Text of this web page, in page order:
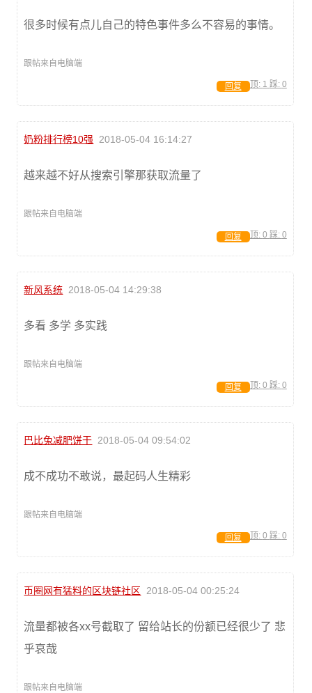
很多时候有点儿自己的特色事件多么不容易的事情。
跟帖来自电脑端
顶: 1 踩: 0
回复
奶粉排行榜10强 2018-05-04 16:14:27
越来越不好从搜索引擎那获取流量了
跟帖来自电脑端
顶: 0 踩: 0
回复
新风系统 2018-05-04 14:29:38
多看 多学 多实践
跟帖来自电脑端
顶: 0 踩: 0
回复
巴比兔减肥饼干 2018-05-04 09:54:02
成不成功不敢说，最起码人生精彩
跟帖来自电脑端
顶: 0 踩: 0
回复
币圈网有猛料的区块链社区 2018-05-04 00:25:24
流量都被各xx号截取了 留给站长的份额已经很少了 悲
乎哀哉
跟帖来自电脑端